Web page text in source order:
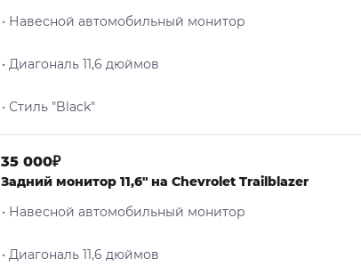
• Навесной автомобильный монитор
• Диагональ 11,6 дюймов
• Стиль "Black"
35 000₽
Задний монитор 11,6" на Chevrolet Trailblazer
• Навесной автомобильный монитор
• Диагональ 11,6 дюймов